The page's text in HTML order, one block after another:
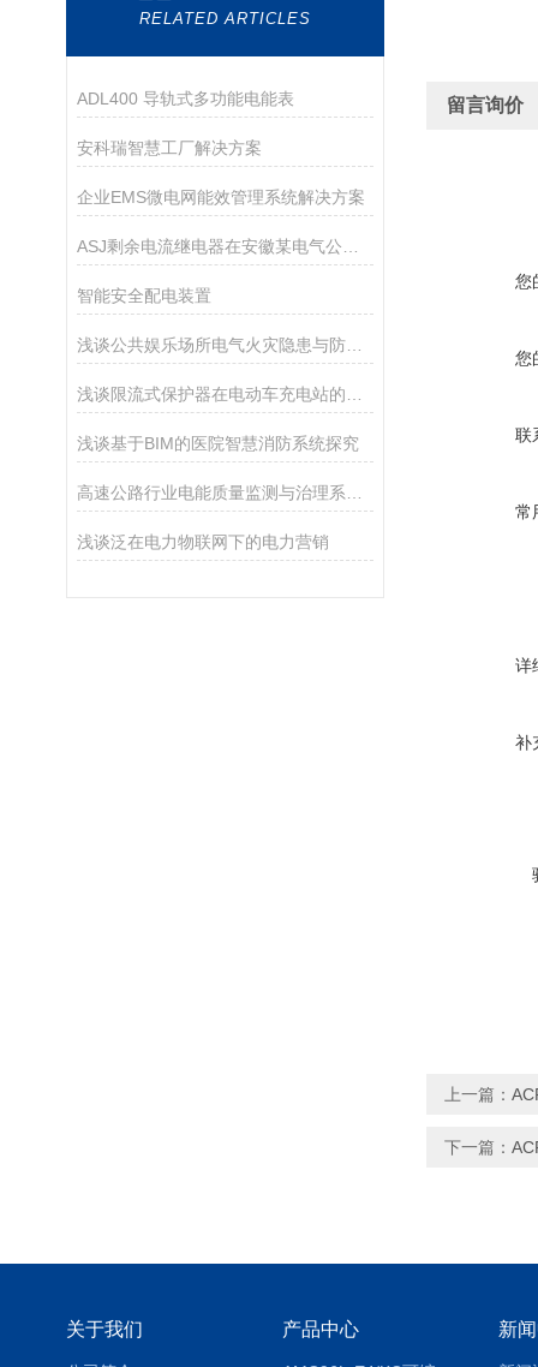
RELATED ARTICLES
ADL400 导轨式多功能电能表
安科瑞智慧工厂解决方案
企业EMS微电网能效管理系统解决方案
智能安全配电装置
浅谈公共娱乐场所电气火灾隐患与防火对策分析
浅谈基于BIM的医院智慧消防系统探究
浅谈泛在电力物联网下的电力营销
留言询价
您
您
联
常
详
补
上一篇：
下一篇：
关于我们 产品中心 新